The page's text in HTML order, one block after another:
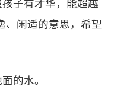
子有才华，能超越
、闲适的意思，希望
的水。